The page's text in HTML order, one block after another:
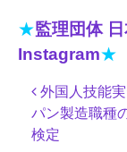
★監理団体
Instagram★
投
稿
ナ
外国人技能
パン製造職種
検定